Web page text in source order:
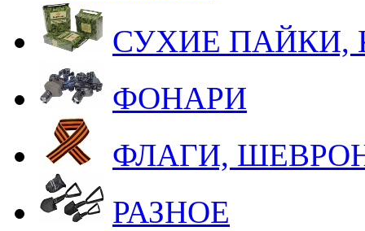
СУХИЕ ПАЙКИ,
ФОНАРИ
ФЛАГИ,
РАЗНОЕ